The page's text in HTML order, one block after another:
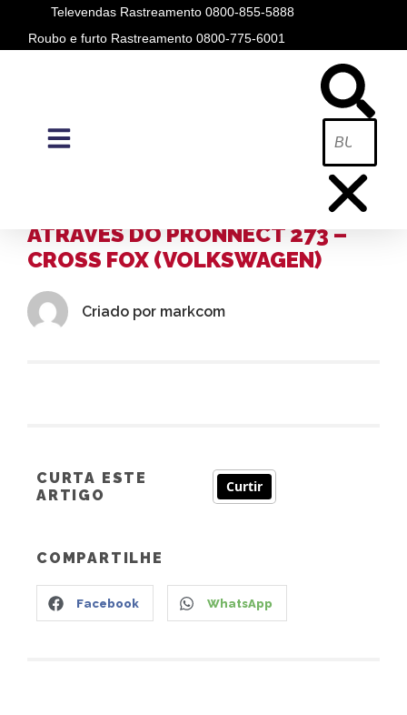
Televendas Rastreamento 0800-855-5888
Roubo e furto Rastreamento 0800-775-6001
ATRAVÉS DO PRONNECT 273 –
CROSS FOX (VOLKSWAGEN)
Criado por markcom
CURTA ESTE
ARTIGO
Curtir
COMPARTILHE
Facebook WhatsApp